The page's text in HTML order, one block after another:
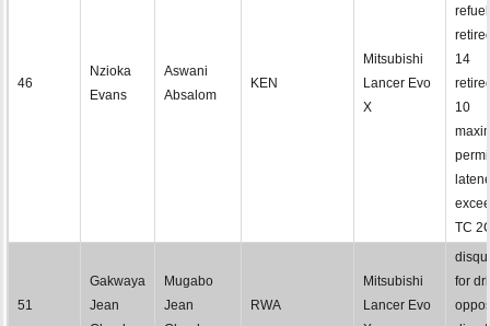
46
Nzioka
Evans
Aswani
Absalom
KEN
Mitsubishi
Lancer Evo
X
14
10
TC
51
Gakwaya
Jean
Mugabo
Jean
RWA
Mitsubishi
Lancer Evo
for